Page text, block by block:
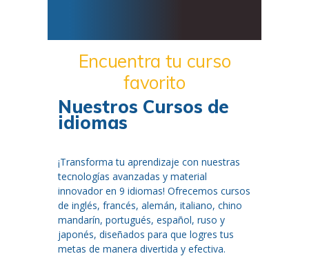
Encuentra tu curso
favorito
Nuestros Cursos de
idiomas
¡Transforma tu aprendizaje con nuestras
tecnologías avanzadas y material
innovador en 9 idiomas! Ofrecemos cursos
de inglés, francés, alemán, italiano, chino
mandarín, portugués, español, ruso y
japonés, diseñados para que logres tus
metas de manera divertida y efectiva.